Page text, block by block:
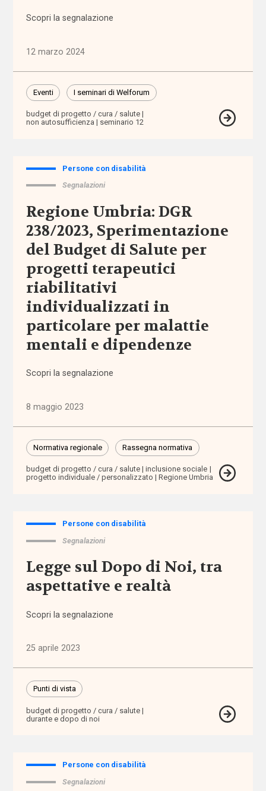
assistenza
assistenza
residenziale
sanitaria
scolastica
assistenza
sociosanitaria
assistenza
associazioni
attività
extra-
scolastiche
ausili
auto-
aiuto
Autorità
Garante
Garante
Scopri la segnalazione
12 marzo 2024
Eventi I seminari di Welforum
budget di progetto / cura / salute
non autosufficienza
seminario 12
Persone con disabilità
Segnalazioni
Regione Umbria: DGR
238/2023, Sperimentazione
del Budget di Salute per
progetti terapeutici
riabilitativi
individualizzati in
particolare per malattie
mentali e dipendenze
Scopri la segnalazione
8 maggio 2023
Normativa regionale Rassegna normativa
budget di progetto / cura / salute
inclusione sociale
progetto individuale / personalizzato
Regione Umbria
Persone con disabilità
Segnalazioni
Legge sul Dopo di Noi, tra
aspettative e realtà
Scopri la segnalazione
25 aprile 2023
Punti di vista
budget di progetto / cura / salute
durante e dopo di noi
Persone con disabilità
Segnalazioni